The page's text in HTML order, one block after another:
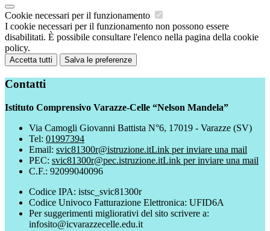
Cookie necessari per il funzionamento
I cookie necessari per il funzionamento non possono essere
disabilitati. È possibile consultare l'elenco nella pagina della cookie
policy.
Accetta tutti Salva le preferenze
Contatti
Istituto Comprensivo Varazze-Celle “Nelson Mandela”
Via Camogli Giovanni Battista N°6, 17019 - Varazze (SV)
Tel: 01997394
Email: svic81300r@istruzione.itLink per inviare una mail
PEC: svic81300r@pec.istruzione.itLink per inviare una mail
C.F.: 92099040096
Codice IPA: istsc_svic81300r
Codice Univoco Fatturazione Elettronica: UFID6A
Per suggerimenti migliorativi del sito scrivere a:
infosito@icvarazzecelle.edu.it